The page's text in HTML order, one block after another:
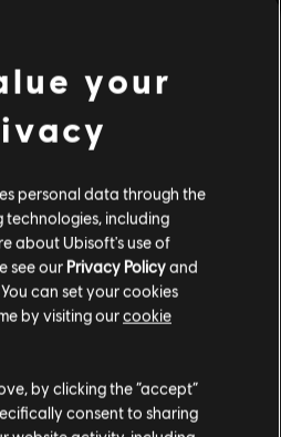
un achat, veuillez vous
your
personal data through the
technologies, including
about Ubisoft's use of
see our Privacy Policyand
You can set your cookies
by visiting ourcookie
by clicking the “accept”
consent to sharing